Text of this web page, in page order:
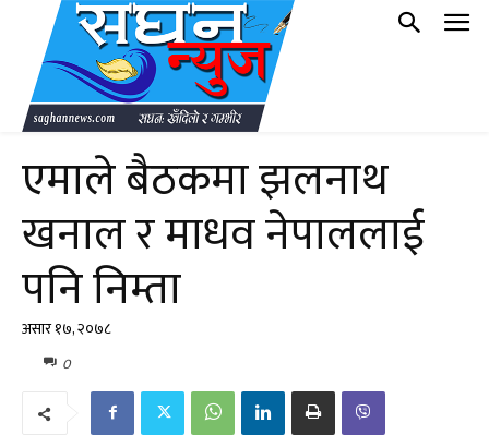
एमाले बैठकमा झलनाथ
खनाल र माधव नेपाललाई
पनि निम्ता
असार १७, २०७८
0